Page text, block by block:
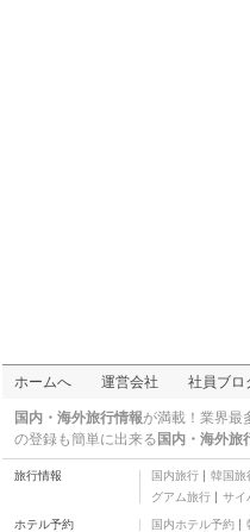
ホームへ 運営会社 社員ブロ
国内・海外旅行情報が満載！業界最
の登録も簡単に出来る 国内・海外旅
旅行情報 国内旅行 韓国旅
グアム旅行
サイ
ホテル予約 国内ホテル予約